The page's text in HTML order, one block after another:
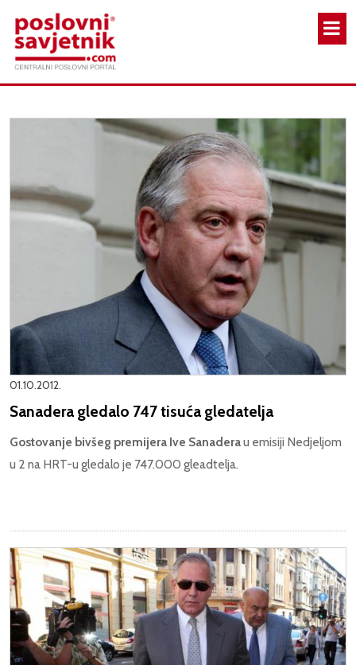
01.10.2012.
Sanadera gledalo 747 tisuća gledatelja
Gostovanje bivšeg premijera Ive Sanaderau emisiji Nedjeljom
u 2 na HRT-u gledalo je 747.000 gleadtelja.